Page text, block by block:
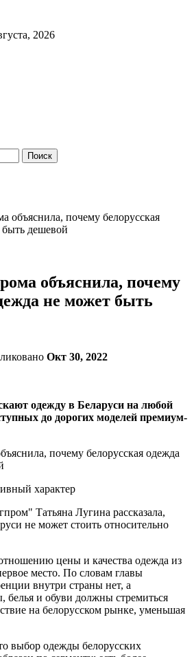
2026
объяснила, почему белорусская
дешевой
объяснила, почему
не может быть
Окт 30, 2022
одежду в Беларуси на любой
до дорогих моделей премиум-
характер
Татьяна Лугина рассказала,
не может стоить относительно
цены и качества одежда из
место. По словам главы
внутри страны нет, а
белья и обуви должны стремиться
на белорусском рынке, уменьшая
выбор одежды белорусских